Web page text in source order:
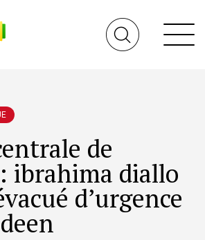
de
ibrahima diallo
d’urgence